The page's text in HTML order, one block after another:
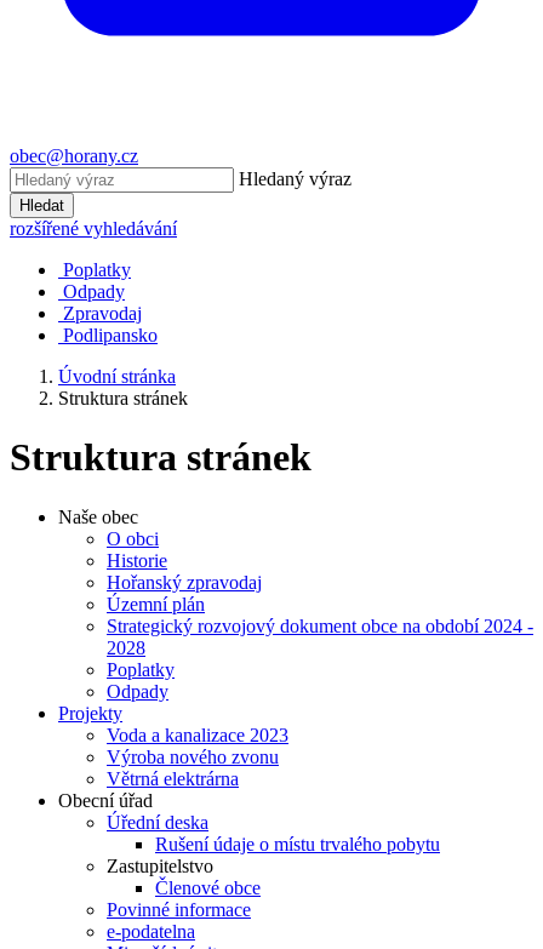
obec@horany.cz
Hledaný výraz
Hledat
rozšířené vyhledávání
Poplatky
Odpady
Zpravodaj
Podlipansko
Úvodní stránka
Struktura stránek
Struktura stránek
Naše obec
O obci
Historie
Hořanský zpravodaj
Územní plán
Strategický rozvojový dokument obce na období 2024 -
2028
Poplatky
Odpady
Projekty
Voda a kanalizace 2023
Výroba nového zvonu
Větrná elektrárna
Obecní úřad
Úřední deska
Rušení údaje o místu trvalého pobytu
Zastupitelstvo
Členové obce
Povinné informace
e-podatelna